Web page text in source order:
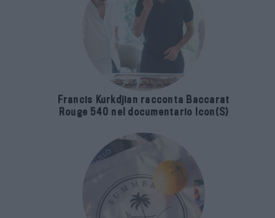
Francis Kurkdjian racconta Baccarat
Rouge 540 nel documentario Icon(S)